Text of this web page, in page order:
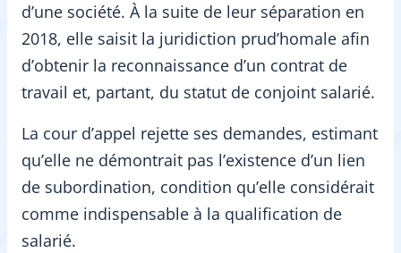
d’une société. À la suite de leur séparation en
2018, elle saisit la juridiction prud’homale afin
d’obtenir la reconnaissance d’un contrat de
travail et, partant, du statut de conjoint salarié.
La cour d’appel rejette ses demandes, estimant
qu’elle ne démontrait pas l’existence d’un lien
de subordination, condition qu’elle considérait
comme indispensable à la qualification de
salarié.